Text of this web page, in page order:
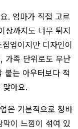
. 엄마가 직접 고르
상까지도 너무 튀지
업이지만 디자인이
가족 단위로도 무난
붙는 아우터보다 적
맞아요.
은 기본적으로 청바
이 느낌이 섞여 있